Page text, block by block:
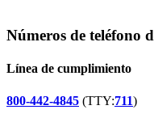
Números de teléfono
Línea de cumplimiento
800-442-4845 (TTY:711)